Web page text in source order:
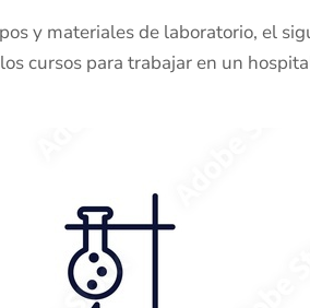
y materiales de laboratorio, el
cursos para trabajar en un